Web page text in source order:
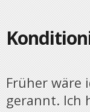
Früher wäre
gerannt. Ich